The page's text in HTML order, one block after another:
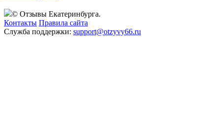
© Отзывы Екатеринбурга.
Контакты Правила сайта
Служба поддержки: support@otzyvy66.ru